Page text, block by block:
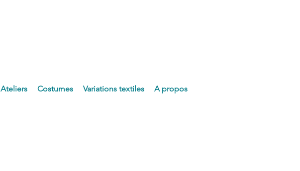
Ateliers Costumes Variations textiles A propos